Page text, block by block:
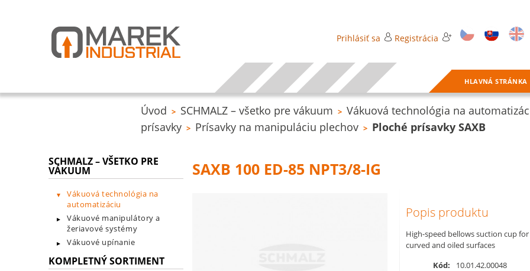
Prihlásiť sa Registrácia
HLAVNÁ STRÁNKA
Úvod > SCHMALZ – všetko pre vákuum > Vákuová technológia na
prísavky > Prísavky na manipuláciu plechov > Ploché prísavky SAXB
SCHMALZ – VŠETKO PRE
VÁKUUM
Vákuová technológia na
automatizáciu
Vákuové manipulátory a
žeriavové systémy
Vákuové upínanie
KOMPLETNÝ SORTIMENT
SAXB 100 ED-85 NPT3/8-IG
Popis produktu
High-speed bellows suction cup
curved and oiled surfaces
Kód:
10.01.42.00048